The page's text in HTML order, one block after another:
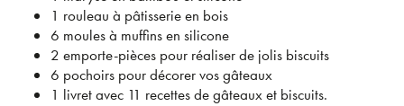
1 rouleau à pâtisserie en bois
6 moules à muffins en silicone
2 emporte-pièces pour réaliser de jolis biscuits
6 pochoirs pour décorer vos gâteaux
1 livret avec 11 recettes de gâteaux et biscuits.